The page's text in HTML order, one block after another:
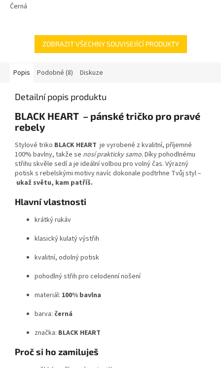
Černá
ZOBRAZIT VŠECHNY SOUVISEJÍCÍ PRODUKTY
Popis Podobné (8) Diskuze
Detailní popis produktu
BLACK HEART – pánské tričko pro pravé
rebely
Stylové triko BLACK HEART je vyrobené z kvalitní, příjemné
100% bavlny, takže se nosí prakticky samo. Díky pohodlnému
střihu skvěle sedí a je ideální volbou pro volný čas. Výrazný
potisk s rebelskými motivy navíc dokonale podtrhne Tvůj styl –
ukaž světu, kam patříš.
Hlavní vlastnosti
krátký rukáv
klasický kulatý výstřih
kvalitní, odolný potisk
pohodlný střih pro celodenní nošení
materiál: 100% bavlna
barva: černá
značka: BLACK HEART
Proč si ho zamiluješ